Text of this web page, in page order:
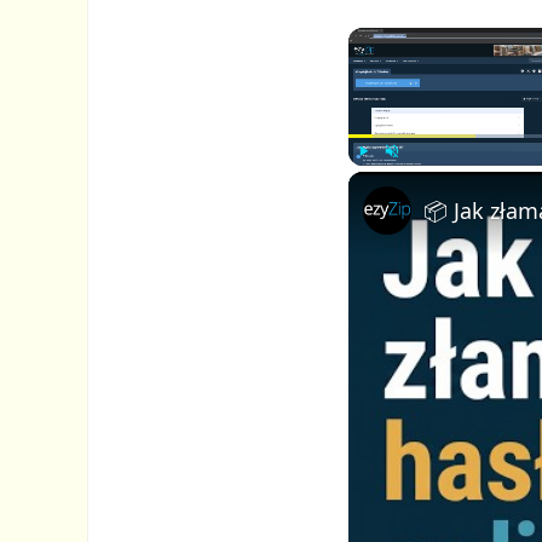
P
l
U
n
m
t